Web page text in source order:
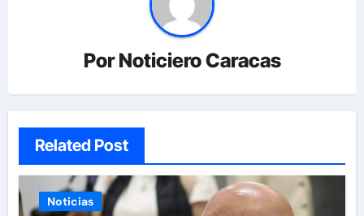
PorNoticiero Caracas
Related Post
Noticias